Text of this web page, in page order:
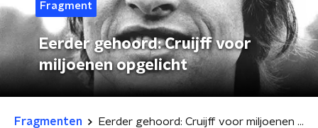
Fragment
Eerder gehoord: Cruijff voor
miljoenen opgelicht
Fragmenten Eerder gehoord: Cruijff voor miljoenen opgelicht